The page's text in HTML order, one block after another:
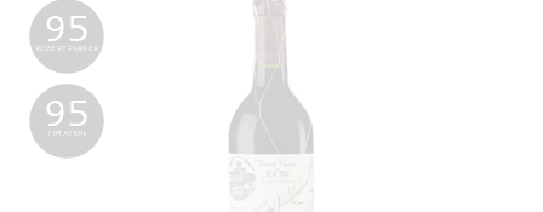
95
ROBERT PARKER
95
TIM ATKIN